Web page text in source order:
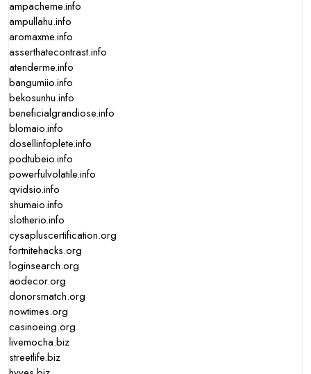
ampacheme.info
ampullahu.info
aromaxme.info
asserthatecontrast.info
atenderme.info
bangumiio.info
bekosunhu.info
beneficialgrandiose.info
blomaio.info
dosellinfoplete.info
podtubeio.info
powerfulvolatile.info
qvidsio.info
shumaio.info
slotherio.info
cysapluscertification.org
fortnitehacks.org
loginsearch.org
aodecor.org
donorsmatch.org
nowtimes.org
casinoeing.org
livemocha.biz
streetlife.biz